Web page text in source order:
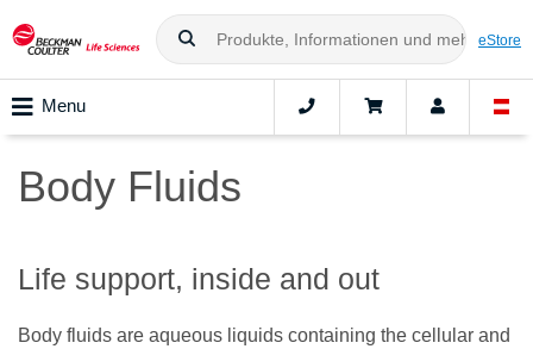
eStore
Menu
Body Fluids
Life support, inside and out
Body fluids are aqueous liquids containing the cellular and